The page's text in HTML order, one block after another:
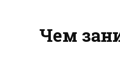
Чем